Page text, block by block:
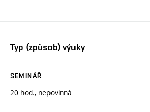
Typ (způsob) výuky
SEMINÁŘ
20 hod., nepovinná